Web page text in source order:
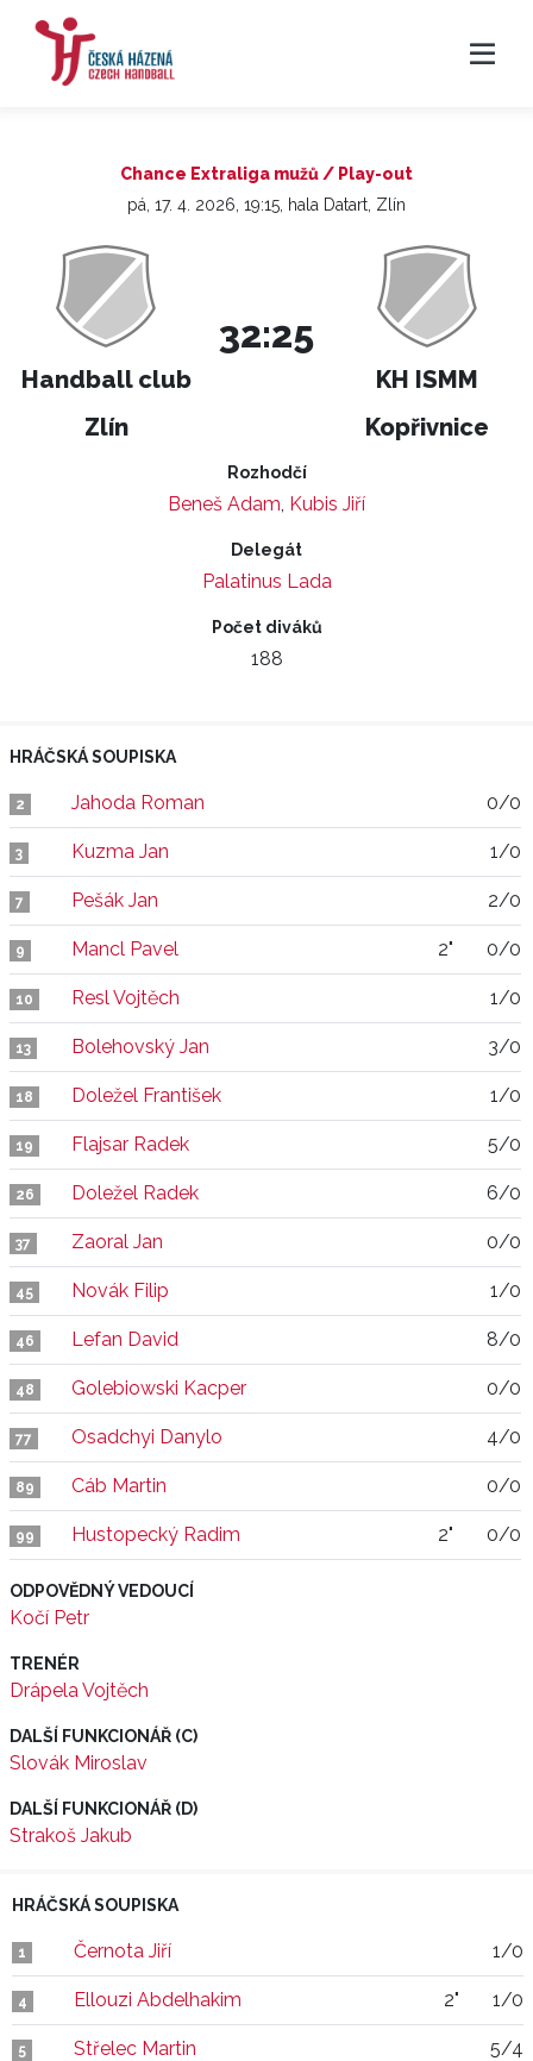
Chance Extraliga mužů / Play-out
pá, 17. 4. 2026, 19:15, hala Datart, Zlín
Handball club
Zlín
32:25
KH ISMM
Kopřivnice
Rozhodčí
Beneš Adam, Kubis Jiří
Delegát
Palatinus Lada
Počet diváků
188
HRÁČSKÁ SOUPISKA
2 Jahoda Roman 0/0
3 Kuzma Jan 1/0
7 Pešák Jan 2/0
9 Mancl Pavel 2" 0/0
10 Resl Vojtěch 1/0
13 Bolehovský Jan 3/0
18 Doležel František 1/0
19 Flajsar Radek 5/0
26 Doležel Radek 6/0
37 Zaoral Jan 0/0
45 Novák Filip 1/0
46 Lefan David 8/0
48 Golebiowski Kacper 0/0
77 Osadchyi Danylo 4/0
89 Cáb Martin 0/0
99 Hustopecký Radim 2" 0/0
ODPOVĚDNÝ VEDOUCÍ
Kočí Petr
TRENÉR
Drápela Vojtěch
DALŠÍ FUNKCIONÁŘ (C)
Slovák Miroslav
DALŠÍ FUNKCIONÁŘ (D)
Strakoš Jakub
HRÁČSKÁ SOUPISKA
1 Černota Jiří 1/0
4 Ellouzi Abdelhakim 2" 1/0
5 Střelec Martin 5/4